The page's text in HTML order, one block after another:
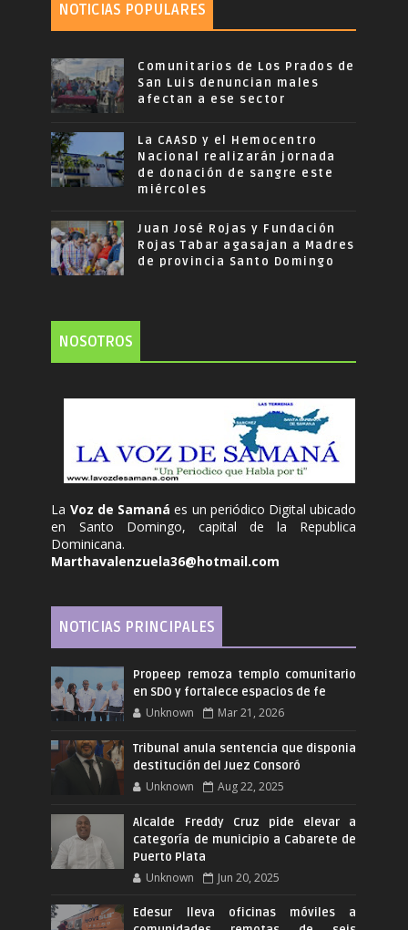
NOTICIAS POPULARES
Comunitarios de Los Prados de
San Luis denuncian males
afectan a ese sector
La CAASD y el Hemocentro
Nacional realizarán jornada
de donación de sangre este
miércoles
Juan José Rojas y Fundación
Rojas Tabar agasajan a Madres
de provincia Santo Domingo
NOSOTROS
La Voz de Samanáes un periódico Digital ubicado
en Santo Domingo, capital de la Republica
Dominicana.
Marthavalenzuela36@hotmail.com
NOTICIAS PRINCIPALES
Propeep remoza templo comunitario
en SDO y fortalece espacios de fe
Unknown Mar 21, 2026
Tribunal anula sentencia que disponia
destitución del Juez Consoró
Unknown Aug 22, 2025
Alcalde Freddy Cruz pide elevar a
categoría de municipio a Cabarete de
Puerto Plata
Unknown Jun 20, 2025
Edesur lleva oficinas móviles a